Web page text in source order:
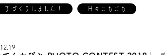
手づくりしました！ 日々こもごも